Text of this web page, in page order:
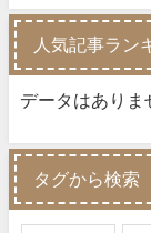
人気記事ラン
データはありま
タグから検索